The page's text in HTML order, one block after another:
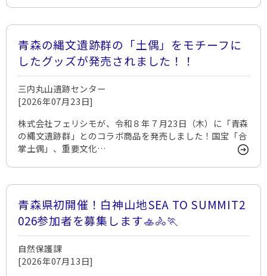
青森の縄文遺跡群の「土偶」をモチーフに
したグッズが発売されました！！
三内丸山遺跡センター
[2026年07月23日]
株式会社フェリシモが、令和８年７月23日（木）に「青森
の縄文遺跡群」とのコラボ商品を発売しました！国宝「合
掌土偶」、重要文化…
青森県初開催！白神山地SEA TO SUMMIT2
026参加者を募集します🚣🚴🏃
自然保護課
[2026年07月13日]